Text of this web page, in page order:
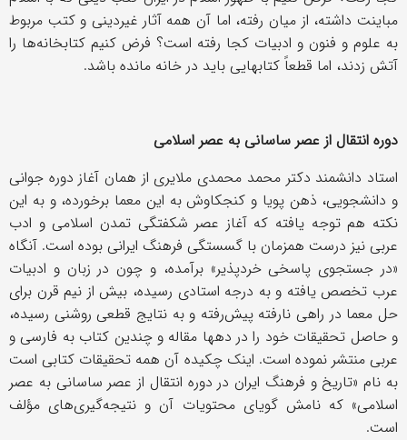
مباینت داشته، از میان رفته، اما آن همه آثار غیردینی و کتب مربوط
به علوم و فنون و ادبیات کجا رفته است؟ فرض کنیم کتابخانه‌ها را
آتش زدند، اما قطعاً کتابهایی باید در خانه مانده باشد.
دوره انتقال از عصر ساسانی به عصر اسلامی
استاد دانشمند دکتر محمد محمدی ملایری از همان آغاز دوره جوانی
و دانشجویی، ذهن پویا و کنجکاوش به این معما برخورده، و به این
نکته هم توجه یافته که آغاز عصر شکفتگی تمدن اسلامی و ادب
عربی نیز درست همزمان با گسستگی فرهنگ ایرانی بوده است. آنگاه
«در جستجوی پاسخی خردپذیر» برآمده، و چون در زبان و ادبیات
عرب تخصص یافته و به درجه استادی رسیده، بیش از نیم قرن برای
حل معما در راهی نارفته پیش‌رفته و به نتایج قطعی روشنی رسیده،
و حاصل تحقیقات خود را در دهها مقاله و چندین کتاب به فارسی و
عربی منتشر نموده است. اینک چکیده آن همه تحقیقات کتابی است
به نام «تاریخ و فرهنگ ایران در دوره انتقال از عصر ساسانی به عصر
اسلامی» که نامش گویای محتویات آن و نتیجه‌گیری‌های مؤلف
است.